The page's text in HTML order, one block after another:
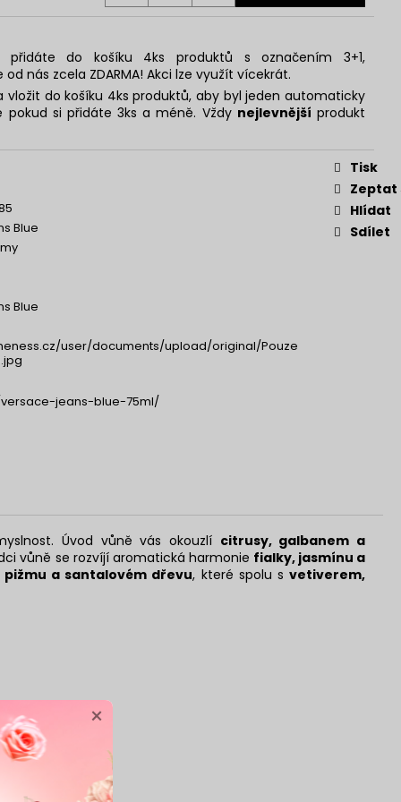
přidáte do košíku 4ks produktů s označením 3+1,
nás zcela ZDARMA! Akci lze využít vícekrát.
vložit do košíku 4ks produktů, aby byl jeden automaticky
pokud si přidáte 3ks a méně. Vždy nejlevnější produkt
Blue
Blue
user/documents/upload/original/Pouze
jeans-blue-75ml/
Tisk
Zeptat
Hlídat
Sdílet
Úvod vůně vás okouzlí citrusy, galbanem a
vůně se rozvíjí aromatická harmonie fialky, jasmínu a
pižmu a santalovém dřevu, které spolu svetiverem,
×